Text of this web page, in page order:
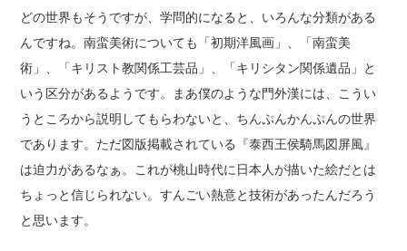
どの世界もそうですが、学問的になると、いろんな分類がある
んですね。南蛮美術についても「初期洋風画」、「南蛮美
術」、「キリスト教関係工芸品」、「キリシタン関係遺品」と
いう区分があるようです。まあ僕のような門外漢には、こうい
うところから説明してもらわないと、ちんぷんかんぷんの世界
であります。ただ図版掲載されている『泰西王侯騎馬図屏風』
は迫力があるなぁ。これが桃山時代に日本人が描いた絵だとは
ちょっと信じられない。すんごい熱意と技術があったんだろう
と思います。